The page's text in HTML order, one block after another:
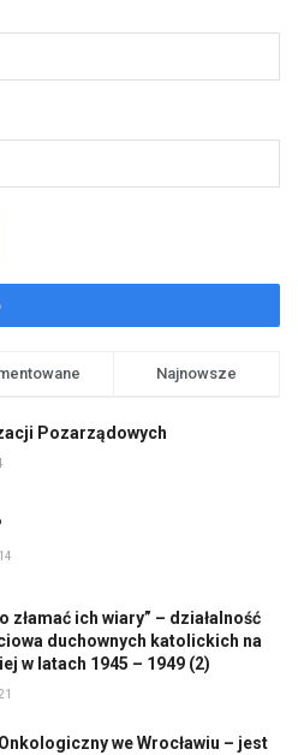
Najnowsze
Pozarządowych
złamać ich wiary” – działalność
duchownych katolickich na
w latach 1945 – 1949 (2)
we Wrocławiu – jest